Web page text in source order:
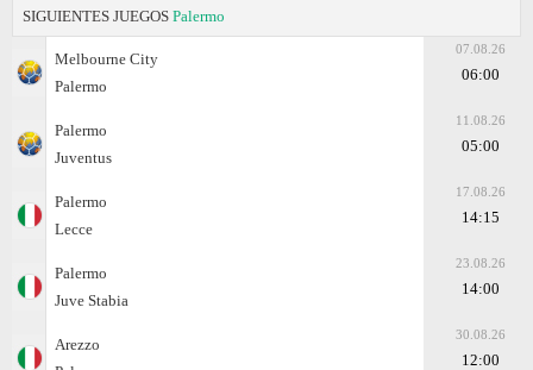
SIGUIENTES JUEGOS Palermo
Melbourne City
Palermo
07.08.26
06:00
Palermo
Juventus
11.08.26
05:00
Palermo
Lecce
17.08.26
14:15
Palermo
Juve Stabia
23.08.26
14:00
Arezzo
30.08.26
12:00